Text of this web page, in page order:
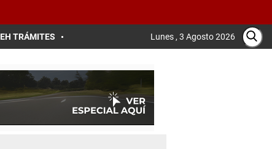
EH TRÁMITES Lunes , 3 Agosto 2026